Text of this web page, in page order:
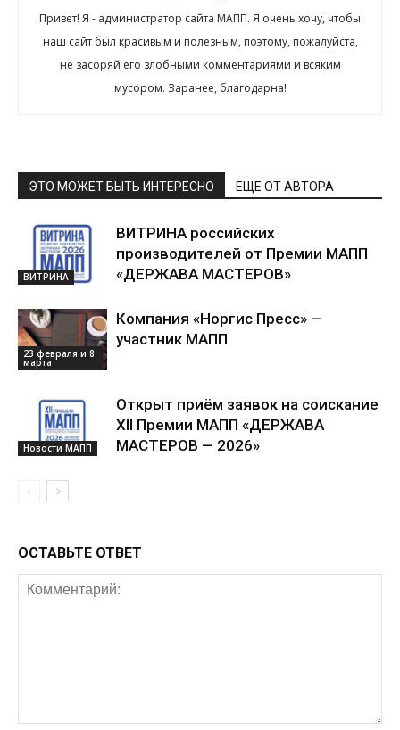
Привет! Я - администратор сайта МАПП. Я очень хочу, чтобы
наш сайт был красивым и полезным, поэтому, пожалуйста,
не засоряй его злобными комментариями и всяким
мусором. Заранее, благодарна!
ЭТО МОЖЕТ БЫТЬ ИНТЕРЕСНО ЕЩЕ ОТ АВТОРА
ВИТРИНА
ВИТРИНА российских
производителей от Премии МАПП
«ДЕРЖАВА МАСТЕРОВ»
23 февраля и 8
марта
Компания «Норгис Пресс» —
участник МАПП
Новости МАПП
Открыт приём заявок на соискание
XII Премии МАПП «ДЕРЖАВА
МАСТЕРОВ — 2026»
ОСТАВЬТЕ ОТВЕТ